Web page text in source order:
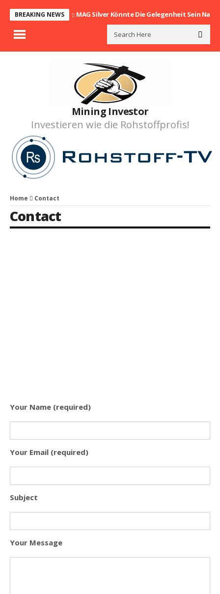
BREAKING NEWS MAG Silver Könnte Die Gelegenheit Sein
Mining Investor
Investieren wie die Rohstoffprofis!
Home Contact
Contact
Your Name (required)
Your Email (required)
Subject
Your Message